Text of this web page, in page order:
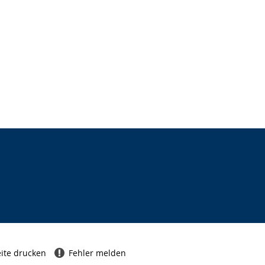
drucken Fehler melden